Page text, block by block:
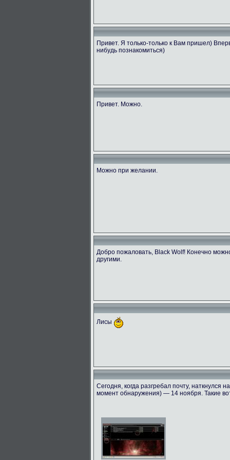
Привет. Я только-только к Вам пришел)
нибудь познакомиться)
Привет. Можно.
Можно при желании.
Добро пожаловать, Black Wolf! Конечно
другими.
Лисы
Сегодня, когда разгребал почту,
момент обнаружения) — 14 ноября. Такие